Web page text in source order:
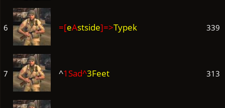
6 =[eAstside]=>Typek 339
7 ^1Sad^3Feet 313